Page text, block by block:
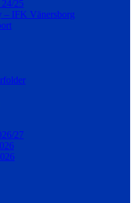
24/25
– IFK Vänersborg
27